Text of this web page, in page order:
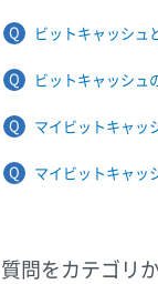
ビットキャッシュ
ビットキャッシュ
マイビットキャッ
マイビットキャッ
質問をカテゴリ